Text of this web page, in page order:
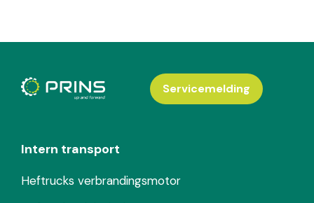
Intern transport
Heftrucks verbrandingsmotor
Servicemelding